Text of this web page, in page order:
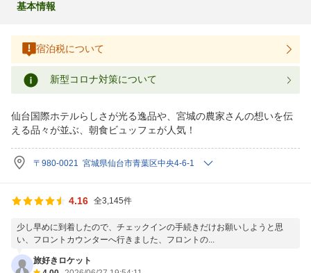
基本情報
宿泊税について
新型コロナ対策について
仙台国際ホテルらしさが光る逸品や、宮城の農家さんの想いを伝
える品々が並ぶ、朝食ビュッフェが人気！
〒980-0021 宮城県仙台市青葉区中央4-6-1
4.16 全3,145件
少し早めに到着したので、チェックインの手続きだけお願いしようと思
い、フロントカウンターへ行きました、フロントの...
旅好きロケット